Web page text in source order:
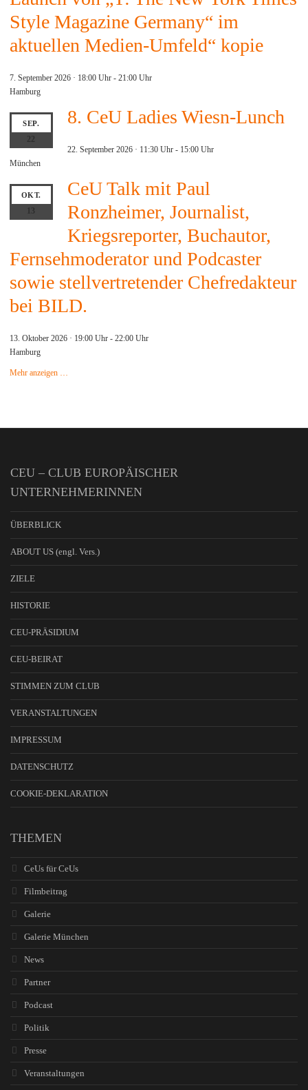
Style Magazine Germany“ im
aktuellen Medien-Umfeld“ kopie
7. September 2026 · 18:00 Uhr - 21:00 Uhr
Hamburg
SEP.
22
8. CeU Ladies Wiesn-Lunch
22. September 2026 · 11:30 Uhr- 15:00 Uhr
München
OKT.
CeU Talk mit Paul
Ronzheimer, Journalist,
Kriegsreporter, Buchautor,
Fernsehmoderator und Podcaster
sowie stellvertretender Chefredakteur
bei BILD.
13. Oktober 2026 · 19:00 Uhr - 22:00 Uhr
Hamburg
Mehr anzeigen …
CEU – CLUB EUROPÄISCHER
UNTERNEHMERINNEN
ÜBERBLICK
ABOUT US (engl. Vers.)
ZIELE
HISTORIE
CEU-PRÄSIDIUM
CEU-BEIRAT
STIMMEN ZUM CLUB
VERANSTALTUNGEN
IMPRESSUM
DATENSCHUTZ
COOKIE-DEKLARATION
THEMEN
CeUs für CeUs
Filmbeitrag
Galerie
Galerie München
News
Partner
Podcast
Politik
Presse
Veranstaltungen